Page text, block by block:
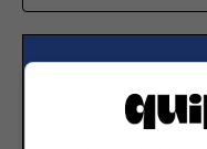
newsletter